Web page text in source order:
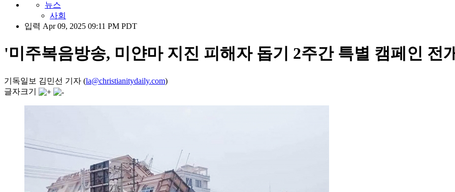
뉴스
사회
입력 Apr 09, 2025 09:11 PM PDT
'미주복음방송, 미얀마 지진 피해자 돕기 2주간 특별 캠페인 전
기독일보 김민선 기자 (la@christianitydaily.com)
글자크기